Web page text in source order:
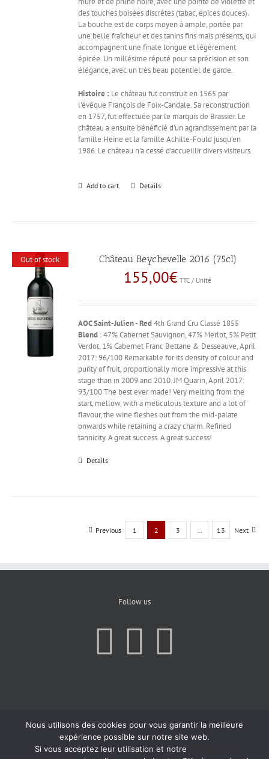
des touches boisées discrètes (tabac, épices douces).
La bouche est de corps moyen à ample, portée par
une belle fraîcheur et des tanins fins mais présents, qui
accompagnent une finale longue et légèrement
épicée. Un millésime réputé pour sa précision et son
élégance, avec un très beau potentiel de garde.
Histoire : Le château fut construit en 1565 par
l'évêque François de Foix-Candale. Sa reconstruction
en 1757, fut effectuée par le marquis de Brassier. Le
château a ensuite bénéficié d'un agrandissement par la
famille Heine et la famille Achille-Fould jusqu'en
1986. Le château n'a cessé d'accueillir divers visiteurs.
Add to cart Details
Out of stock Château Beychevelle 2016 (75cl)
155,00€ TTC / Unité
AOC Saint-Julien - Red4th Grand Cru Classé 1855
Blend : 47% Cabernet Sauvignon, 47% Merlot, 5% Petit
Verdot, 1% Cabernet Franc Bettane & Desseauve, April
2017: 96/100 Remarkable for its density of colour and
purity of fruit, proportionally more impressive at this
stage than in 2009 and 2010. JM Quarin, April 2017:
93/100 The best ever made! Very melting from the
start, mellow, with a meticulous texture and a lot of
flavour, the wine fleshes out from the mid-palate
onwards while retaining a crazy charm. Refined
tannicity. A great success. A great success!
Details
Previous 1 2 3 13 Next
Follow us
Nous utilisons des cookies pour vous garantir la meilleure
expérience possible sur notre site web.
Si vous acceptez leur utilisation et notre